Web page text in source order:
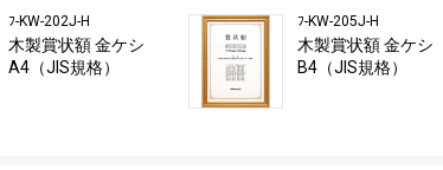
ﾌ-KW-202J-H
木製賞状額 金ケシ
A4（JIS規格）
ﾌ-KW-205J-H
木製賞状額 金ケシ
B4（JIS規格）